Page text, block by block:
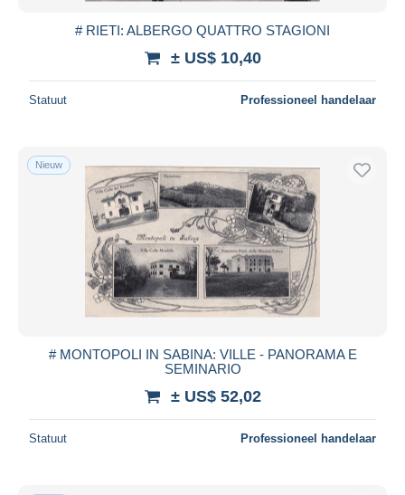
# RIETI: ALBERGO QUATTRO STAGIONI
± US$ 10,40
Statuut Professioneel handelaar
Nieuw
# MONTOPOLI IN SABINA: VILLE - PANORAMA E
SEMINARIO
± US$ 52,02
Statuut Professioneel handelaar